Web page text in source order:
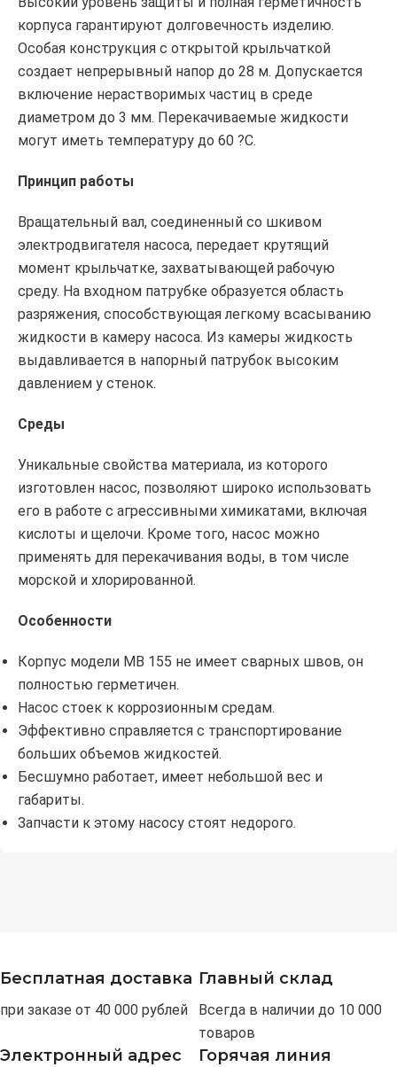
корпуса гарантируют долговечность изделию.
Особая конструкция с открытой крыльчаткой
создает непрерывный напор до 28 м. Допускается
включение нерастворимых частиц в среде
диаметром до 3 мм. Перекачиваемые жидкости
могут иметь температуру до 60 ?C.
Принцип работы
Вращательный вал, соединенный со шкивом
электродвигателя насоса, передает крутящий
момент крыльчатке, захватывающей рабочую
среду. На входном патрубке образуется область
разряжения, способствующая легкому всасыванию
жидкости в камеру насоса. Из камеры жидкость
выдавливается в напорный патрубок высоким
давлением у стенок.
Среды
Уникальные свойства материала, из которого
изготовлен насос, позволяют широко использовать
его в работе с агрессивными химикатами, включая
кислоты и щелочи. Кроме того, насос можно
применять для перекачивания воды, в том числе
морской и хлорированной.
Особенности
Корпус модели MB 155 не имеет сварных швов, он
полностью герметичен.
Насос стоек к коррозионным средам.
Эффективно справляется с транспортирование
больших объемов жидкостей.
Бесшумно работает, имеет небольшой вес и
габариты.
Запчасти к этому насосу стоят недорого.
Бесплатная доставка
при заказе от 40 000 рублей
Главный склад
Всегда в наличии до 10 000
товаров
Электронный адрес Горячая линия